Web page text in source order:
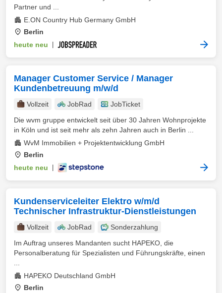
Partner und ...
E.ON Country Hub Germany GmbH
Berlin
heute neu
Manager Customer Service / Manager
Kundenbetreuung m/w/d
Vollzeit JobRad
JobTicket
Die wvm gruppe entwickelt seit über 30 Jahren Wohnprojekte
in Köln und ist seit mehr als zehn Jahren auch in Berlin ...
WvM Immobilien + Projektentwicklung GmbH
Berlin
heute neu
Kundenserviceleiter Elektro w/m/d
Technischer Infrastruktur-Dienstleistungen
Vollzeit JobRad
Sonderzahlung
Im Auftrag unseres Mandanten sucht HAPEKO, die
Personalberatung für Spezialisten und Führungskräfte, einen
HAPEKO Deutschland GmbH
Berlin